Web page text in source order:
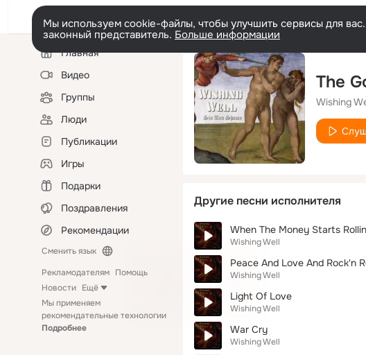
Мы используем cookie-файлы, чтобы улучшить сервисы для
законный представитель. Больше информации
Левая
колонкаГлавная
Видео
Группы
Люди
Публикации
Игры
Подарки
Поздравления
Рекомендации
Сменить язык
Рекламодателям Помощь
Новости Ещё
Мы применяем
рекомендательные технологии
Подробнее
The
Wishing
Другие песни исполнителя
When The Money Starts
Wishing Well
Peace And Love And Rock'n
Wishing Well
Light Of Love
Wishing Well
War Cry
Wishing Well